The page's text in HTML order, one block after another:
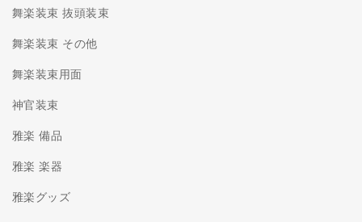
舞楽装束 抜頭装束
舞楽装束 その他
舞楽装束用面
神官装束
雅楽 備品
雅楽 楽器
雅楽グッズ